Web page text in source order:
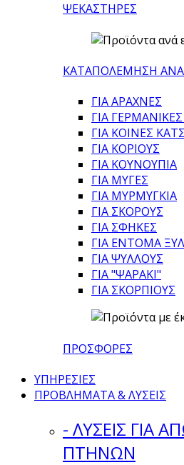
ΨΕΚΑΣΤΗΡΕΣ
ΚΑΤΑΠΟΛΕΜΗΣΗ
ΓΙΑ ΑΡΑΧΝΕΣ
ΓΙΑ
ΓΙΑ ΚΟΙΝΕΣ
ΓΙΑ ΚΟΡΙΟΥΣ
ΓΙΑ ΚΟΥΝΟΥΠΙΑ
ΓΙΑ ΜΥΓΕΣ
ΓΙΑ ΜΥΡΜΥΓΚΙΑ
ΓΙΑ ΣΚΟΡΟΥΣ
ΓΙΑ ΣΦΗΚΕΣ
ΓΙΑ ΕΝΤΟΜΑ
ΓΙΑ ΨΥΛΛΟΥΣ
ΓΙΑ "ΨΑΡΑΚΙ"
ΓΙΑ ΣΚΟΡΠΙΟΥΣ
ΠΡΟΣΦΟΡΕΣ
ΥΠΗΡΕΣΙΕΣ
ΠΡΟΒΛΗΜΑΤΑ & ΛΥΣΕΙΣ
- ΛΥΣΕΙΣ ΓΙΑ
ΠΤΗΝΩΝ